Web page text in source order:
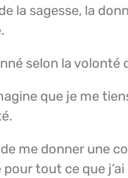
la sagesse, la
selon la volonté
que je me
me donner une
tout ce que